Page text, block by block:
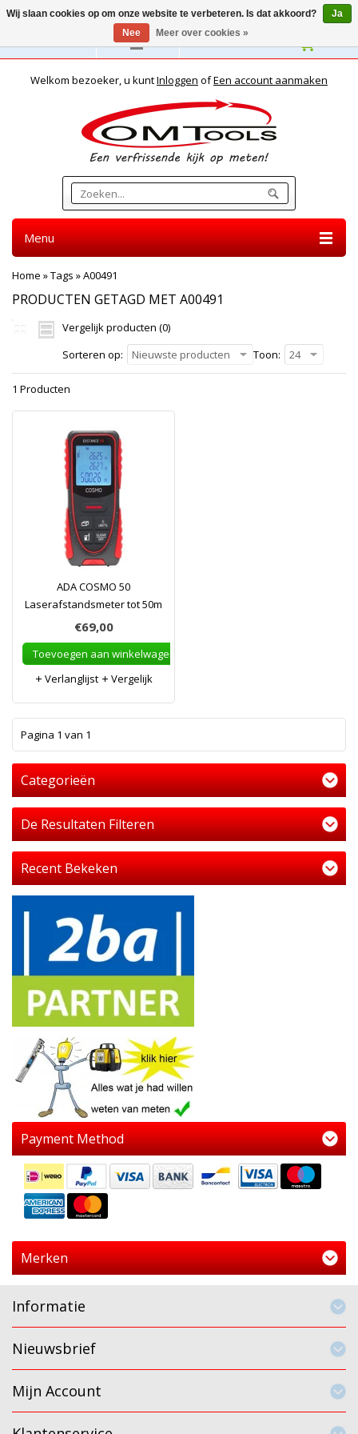
Nederlands
Welkom bezoeker, u kuntInloggen ofEen account aanmaken
Menu
Home »Tags »A00491
PRODUCTEN GETAGD MET A00491
Vergelijk producten (0)
Sorteren op:
Nieuwste producten Toon: 24
1 Producten
ADA COSMO 50
Laserafstandsmeter tot 50m
€69,00
Toevoegen aan winkelwagen
Verlanglijst
Vergelijk
Pagina 1 van 1
Categorieën
De Resultaten Filteren
Recent Bekeken
Payment Method
Merken
Informatie
Nieuwsbrief
Mijn Account
Wij slaan cookies op om onze website te verbeteren. Is dat akkoord?
Ja
Nee
Meer over cookies »